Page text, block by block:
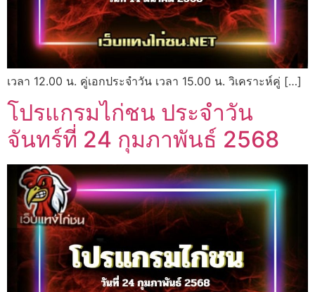
เวลา 12.00 น. คู่เอกประจำวัน เวลา 15.00 น. วิเคราะห์คู่ […]
โปรแกรมไก่ชน ประจำวัน
จันทร์ที่ 24 กุมภาพันธ์ 2568